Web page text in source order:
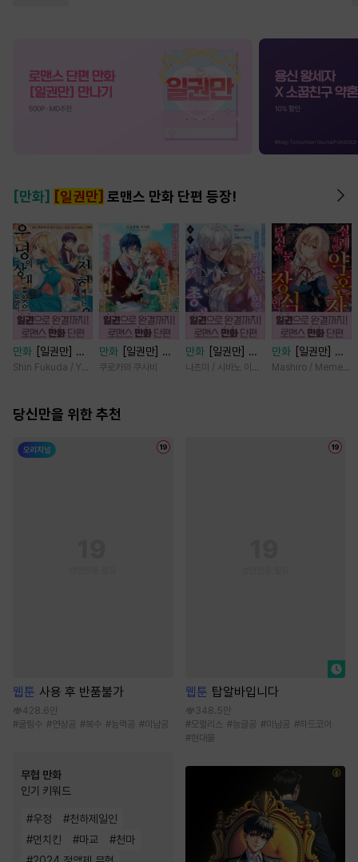
[만화] [일권만] 로맨스 만화 단편 등장!
만화
[일권만] 전
하께서는 오늘도
(웃음) [단행본]
Shin Fukuda / Yoko Kurosu
만화
[일권만] 내
게 간섭하지 않겠
바라봅니다 [단행
쿠로카와 쿠사비
만화
[일권만] 모
든 것을 포기한 평
나츠미 / 시바노 이즈미
만화
[일권만] 실
례지만 약혼자님,
Mashiro / Memeko
당신만을 위한 추천
웹툰 사용 후 반품불가
428.6만
#굴림수 #연상공 #복수 #능력공 #미남공
무협 만화
인기 키워드
#우정 #천하제일인
#먼치킨 #마교 #천마
웹툰 탑알바입니다
348.5만
#모럴리스 #능글공 #미남공 #하드코어
#현대물